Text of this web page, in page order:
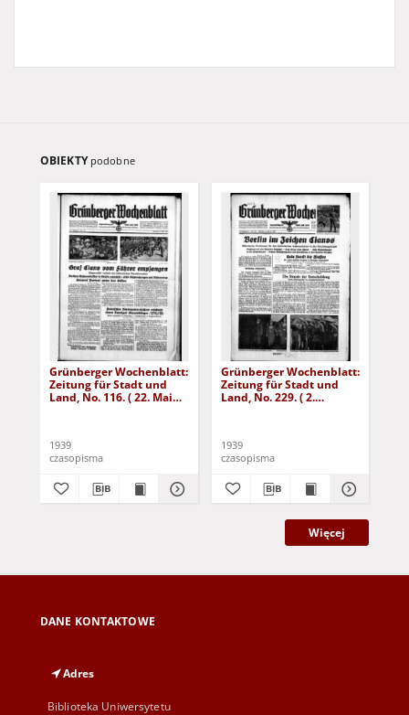
OBIEKTY podobne
Grünberger Wochenblatt:
Zeitung für Stadt und
Land, No. 116. ( 22. Mai
1939
czasopisma
Grünberger Wochenblatt:
Zeitung für Stadt und
Land, No. 229. ( 2.
1939
czasopisma
Więcej
DANE KONTAKTOWE
Adres
Biblioteka Uniwersytetu